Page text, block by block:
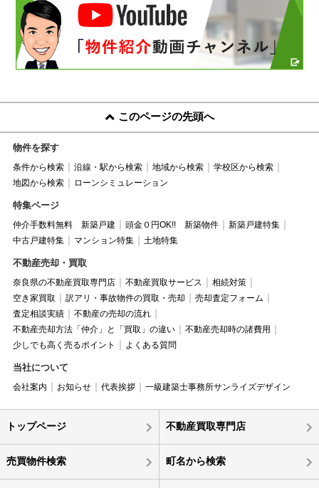
このページの先頭へ
物件を探す
条件から検索 沿線・駅から検索 地域から検索
学校区から検索
地図から検索
ローンシミュレーション
特集ページ
仲介手数料無料 新築戸建 頭金０円OK!! 新築物件
新築戸建特集
中古戸建特集
マンション特集 土地特集
不動産売却・買取
奈良県の不動産買取専門店 不動産買取サービス
相続対策
空き家買取
訳アリ・事故物件の買取・売却
売却査定フォーム
査定相談実績
不動産の売却の流れ
不動産売却方法「仲介」と「買取」の違い
不動産売却時の諸費用
少しでも高く売るポイント
よくある質問
当社について
会社案内 お知らせ 代表挨拶 一級建築士事務所サンライズデザイン
トップページ 不動産買取専門店
売買物件検索 町名から検索